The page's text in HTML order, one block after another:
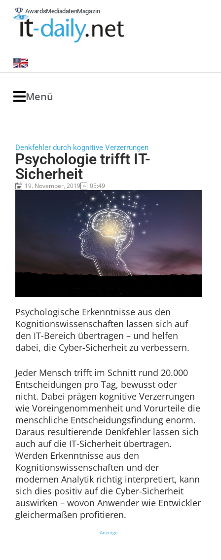
AwardsMediadatenMagazin
Menü
Denkfehler durch kognitive Verzerrungen
Psychologie trifft IT-
Sicherheit
19. November, 2019 05:49
Psychologische Erkenntnisse aus den
Kognitionswissenschaften lassen sich auf
den IT-Bereich übertragen – und helfen
dabei, die Cyber-Sicherheit zu verbessern.
Jeder Mensch trifft im Schnitt rund 20.000
Entscheidungen pro Tag, bewusst oder
nicht. Dabei prägen kognitive Verzerrungen
wie Voreingenommenheit und Vorurteile die
menschliche Entscheidungsfindung enorm.
Daraus resultierende Denkfehler lassen sich
auch auf die IT-Sicherheit übertragen.
Werden Erkenntnisse aus den
Kognitionswissenschaften und der
modernen Analytik richtig interpretiert, kann
sich dies positiv auf die Cyber-Sicherheit
auswirken – wovon Anwender wie Entwickler
gleichermaßen profitieren.
Anzeige